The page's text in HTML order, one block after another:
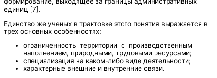
единиц [7].
Единство же ученых в трактовке этого понятия выражается в
трех основных особенностях:
ограниченность территории с производственным
наполнением, природными, трудовыми ресурсами;
специализация на каком-либо виде деятельности;
характерные внешние и внутренние связи.